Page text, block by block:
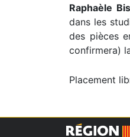
Raphaèle
dans les
des pièces
confirmera)
Placement